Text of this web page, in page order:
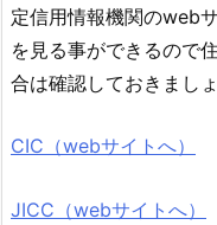
定信用情報機関のweb
を見る事ができるので
合は確認しておきましょ
CIC（webサイトへ）
JICC（webサイトへ）